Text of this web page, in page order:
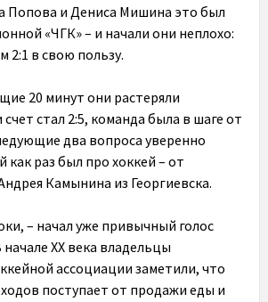
Попова и Дениса Мишина это был
«ЧГК» – и начали они неплохо:
2:1 в свою пользу.
20 минут они растеряли
стал 2:5, команда была в шаге от
два вопроса уверенно
как раз был про хоккей – от
Камынина из Георгиевска.
– начал уже привычный голос
XX века владельцы
ассоциации заметили, что
поступает от продажи еды и